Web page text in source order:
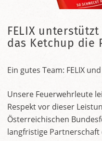
FELIX
das Ketchup die
Ein gutes Team: FELIX
Unsere Feuerwehrleute
Respekt vor dieser
Österreichischen
langfristige Partnerschaft